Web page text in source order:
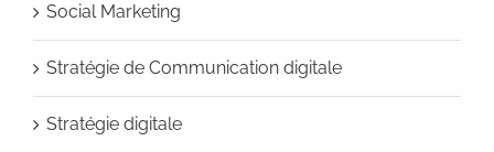
Social Marketing
Stratégie de Communication digitale
Stratégie digitale